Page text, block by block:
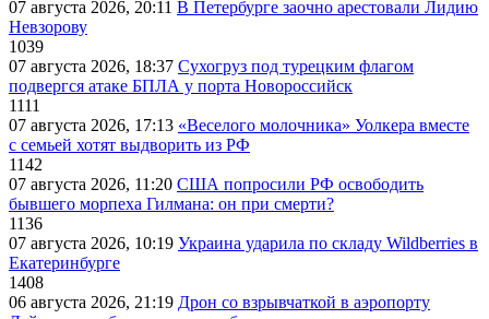
07 августа 2026, 20:11 В Петербурге заочно арестовали Лидию
Невзорову
1039
07 августа 2026, 18:37 Сухогруз под турецким флагом
подвергся атаке БПЛА у порта Новороссийск
1111
07 августа 2026, 17:13 «Веселого молочника» Уолкера вместе
с семьей хотят выдворить из РФ
1142
07 августа 2026, 11:20 США попросили РФ освободить
бывшего морпеха Гилмана: он при смерти?
1136
07 августа 2026, 10:19 Украина ударила по складу Wildberries в
Екатеринбурге
1408
06 августа 2026, 21:19 Дрон со взрывчаткой в аэропорту